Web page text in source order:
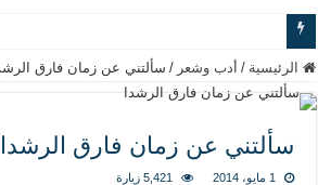
www.alamine.net
مواقف وآراء العلاّمة السيد علي الأمين من الأحداث
إذا كان التسنن هو الإيمان بسنة رسول الله ( صلى
علاقات المذاهب والأديان لا يجوز أن تكون على حساب
الرئيسية / أدب وشعر / سألتني عن زمان فارق
سألتني عن زمان فارق الرشدا
1 مايو، 2014 5,421 زيارة